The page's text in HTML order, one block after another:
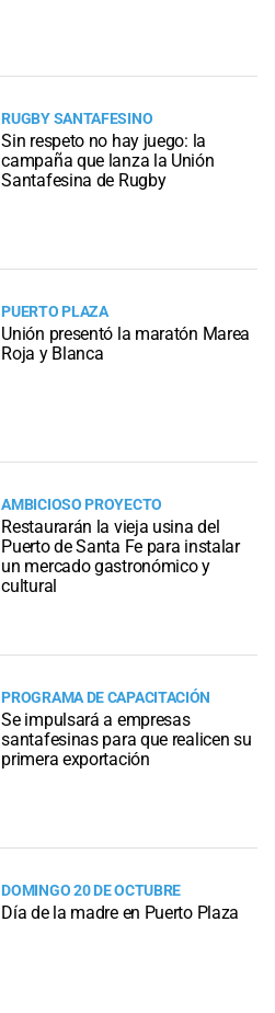
RUGBY SANTAFESINO
Sin respeto no hay juego: la
campaña que lanza la Unión
Santafesina de Rugby
PUERTO PLAZA
Unión presentó la maratón Marea
Roja y Blanca
AMBICIOSO PROYECTO
Restaurarán la vieja usina del
Puerto de Santa Fe para instalar
un mercado gastronómico y
cultural
PROGRAMA DE CAPACITACIÓN
Se impulsará a empresas
santafesinas para que realicen su
primera exportación
DOMINGO 20 DE OCTUBRE
Día de la madre en Puerto Plaza